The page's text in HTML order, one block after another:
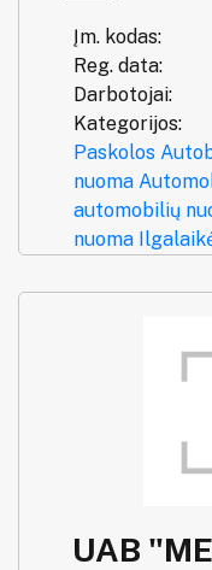
Įm. kodas:
Reg. data:
Darbotojai:
Kategorijos:
Paskolos
nuoma
automobilių
nuoma
UAB